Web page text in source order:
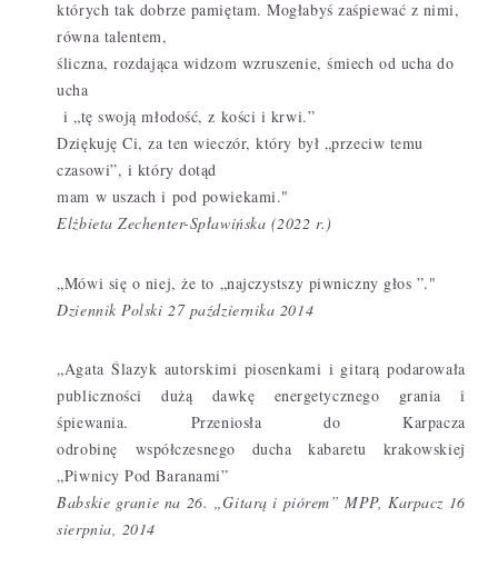
których tak dobrze pamiętam. Mogłabyś zaśpiewać z nimi,
równa talentem,
śliczna, rozdająca widzom wzruszenie, śmiech od ucha do
ucha
i „tę swoją młodość, z kości i krwi.”
Dziękuję Ci, za ten wieczór, który był „przeciw temu
czasowi”, i który dotąd
mam w uszach i pod powiekami."
Elżbieta Zechenter-Spławińska (2022 r.)
„Mówi się o niej, że to „najczystszy piwniczny głos ”."
Dziennik Polski 27 października 2014
„Agata Ślazyk autorskimi piosenkami i gitarą podarowała
publiczności dużą dawkę energetycznego grania i
śpiewania. Przeniosła do Karpacza
odrobinę współczesnego ducha kabaretu krakowskiej
„Piwnicy Pod Baranami”
Babskie granie na 26. „Gitarą i piórem” MPP, Karpacz 16
sierpnia, 2014